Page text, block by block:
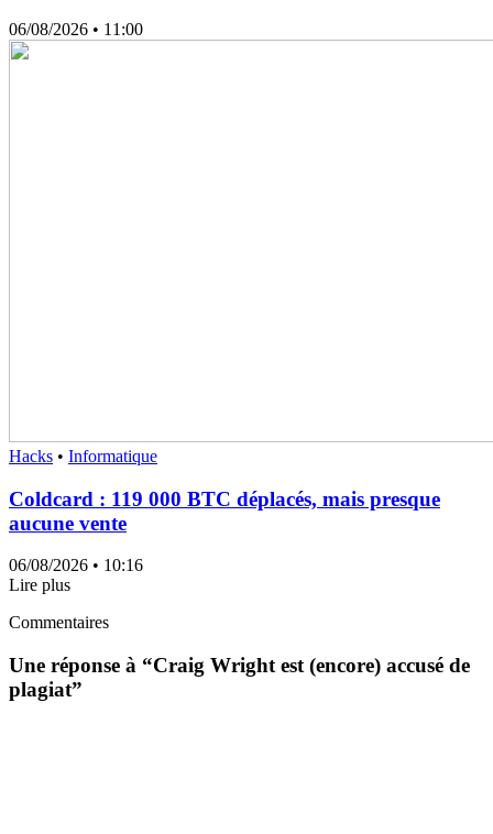
06/08/2026 • 11:00
Hacks • Informatique
Coldcard : 119 000 BTC déplacés, mais presque
aucune vente
06/08/2026 • 10:16
Lire plus
Commentaires
Une réponse à “Craig Wright est (encore) accusé de
plagiat”